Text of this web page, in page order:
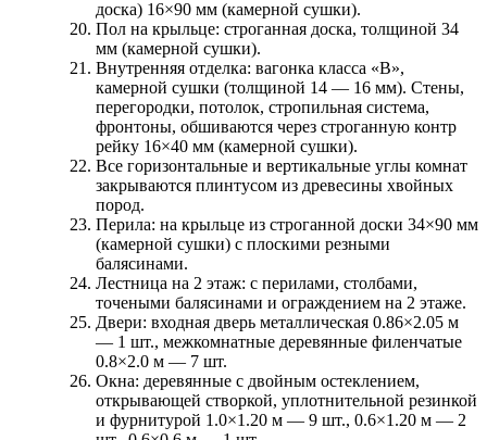
доска) 16×90 мм (камерной сушки).
Пол на крыльце: строганная доска, толщиной 34
мм (камерной сушки).
Внутренняя отделка: вагонка класса «В»,
камерной сушки (толщиной 14 — 16 мм). Стены,
перегородки, потолок, стропильная система,
фронтоны, обшиваются через строганную контр
рейку 16×40 мм (камерной сушки).
Все горизонтальные и вертикальные углы комнат
закрываются плинтусом из древесины хвойных
пород.
Перила: на крыльце из строганной доски 34×90 мм
(камерной сушки) с плоскими резными
балясинами.
Лестница на 2 этаж: с перилами, столбами,
точеными балясинами и ограждением на 2 этаже.
Двери: входная дверь металлическая 0.86×2.05 м
— 1 шт., межкомнатные деревянные филенчатые
0.8×2.0 м — 7 шт.
Окна: деревянные с двойным остеклением,
открывающей створкой, уплотнительной резинкой
и фурнитурой 1.0×1.20 м — 9 шт., 0.6×1.20 м — 2